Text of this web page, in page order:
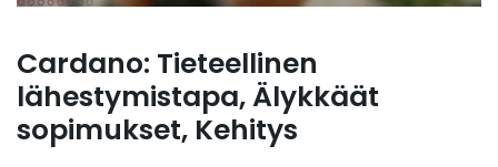
Cardano: Tieteellinen
lähestymistapa, Älykkäät
sopimukset, Kehitys